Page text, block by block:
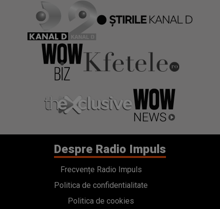
Despre Radio Impuls
Frecvențe Radio Impuls
Politica de confidentialitate
Politica de cookies